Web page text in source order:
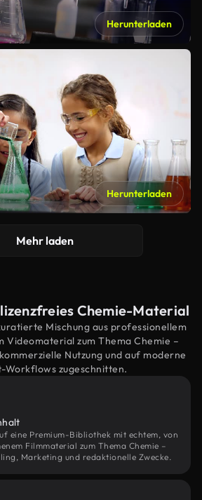
Herunterladen
Herunterladen
Mehr laden
Chemie-Material
Mischung aus professionellem
Videomaterial zum Thema Chemie –
Nutzung und auf moderne
Workflows zugeschnitten.
eine Premium-Bibliothek mit echtem, von
Filmmaterial zum Thema Chemie –
Marketing und redaktionelle Zwecke.